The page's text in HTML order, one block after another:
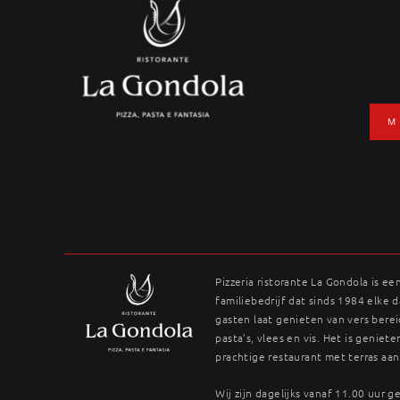
Pizzeria ristorante La Gondola is
familiebedrijf dat sinds 1984 elke
gasten laat genieten van vers
pasta’s, vlees en vis. Het is
prachtige restaurant met terras
Wij zijn dagelijks vanaf 11.00 uur